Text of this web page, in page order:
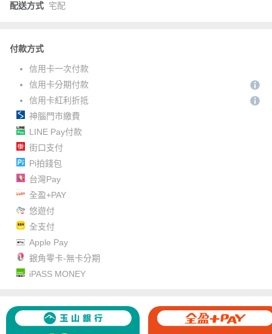
配送方式 宅配
付款方式
信用卡一次付款
信用卡分期付款
信用卡紅利折抵
神腦門市繳費
LINE Pay付款
街口支付
Pi拍錢包
台灣Pay
全盈+PAY
悠遊付
全支付
Apple Pay
銀角零卡-無卡分期
iPASS MONEY